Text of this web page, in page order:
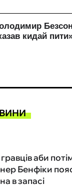
аби
Бенфіки
в запасі